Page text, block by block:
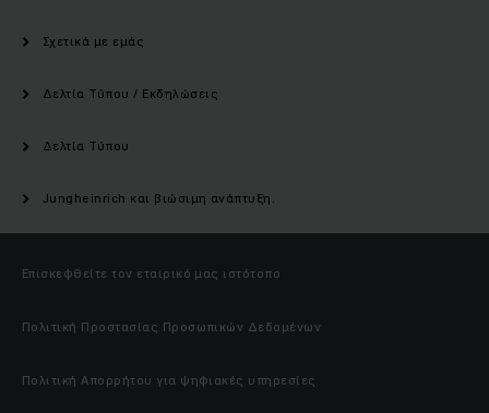
Σχετικά με εμάς
Δελτία Τύπου / Εκδηλώσεις
Δελτία Τύπου
Jungheinrich και βιώσιμη ανάπτυξη.
Επισκεφθείτε τον εταιρικό μας ιστότοπο
Πολιτική Προστασίας Προσωπικών Δεδομένων
Πολιτική Απορρήτου για ψηφιακές υπηρεσίες